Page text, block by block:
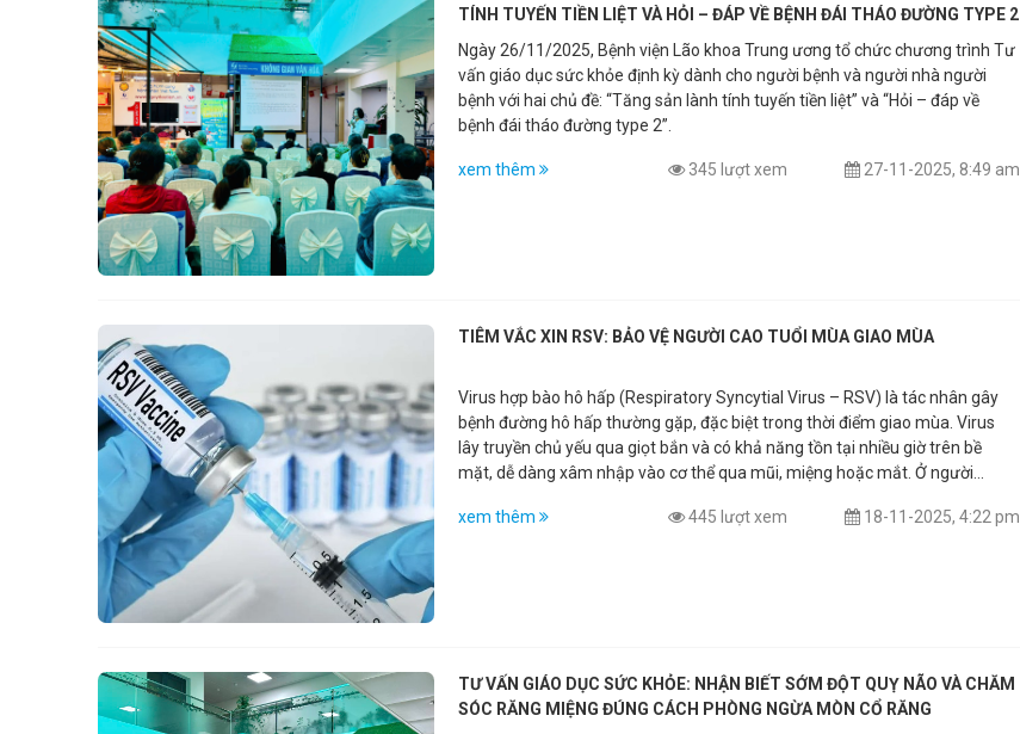
TÍNH TUYẾN TIỀN LIỆT VÀ HỎI – ĐÁP VỀ BỆNH ĐÁI THÁO ĐƯỜNG TYPE 2
Ngày 26/11/2025, Bệnh viện Lão khoa Trung ương tổ chức chương trình Tư
vấn giáo dục sức khỏe định kỳ dành cho người bệnh và người nhà người
bệnh với hai chủ đề: “Tăng sản lành tính tuyến tiền liệt” và “Hỏi – đáp về
bệnh đái tháo đường type 2”.
27-11-2025, 8:49 am
345 lượt xem
xem thêm
TIÊM VẮC XIN RSV: BẢO VỆ NGƯỜI CAO TUỔI MÙA GIAO MÙA
Virus hợp bào hô hấp (Respiratory Syncytial Virus – RSV) là tác nhân gây
bệnh đường hô hấp thường gặp, đặc biệt trong thời điểm giao mùa. Virus
lây truyền chủ yếu qua giọt bắn và có khả năng tồn tại nhiều giờ trên bề
mặt, dễ dàng xâm nhập vào cơ thể qua mũi, miệng hoặc mắt. Ở người
cảm cúm. Tuy nhiên, ở người cao tuổi, nhóm có hệ miễn dịch suy giảm và
18-11-2025, 4:22 pm
445 lượt xem
xem thêm
TƯ VẤN GIÁO DỤC SỨC KHỎE: NHẬN BIẾT SỚM ĐỘT QUỴ NÃO VÀ CHĂM
SÓC RĂNG MIỆNG ĐÚNG CÁCH PHÒNG NGỪA MÒN CỔ RĂNG